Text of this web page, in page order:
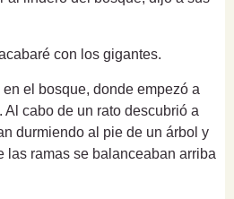
con los gigantes.
el bosque, donde empezó a
Al cabo de un rato descubrió a
durmiendo al pie de un árbol y
las ramas se balanceaban arriba